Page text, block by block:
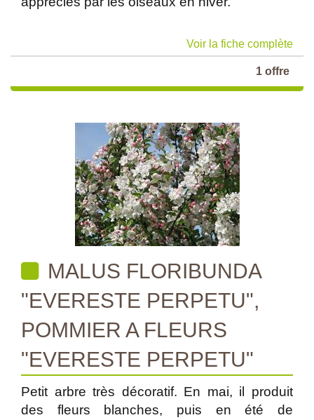
Voir la fiche complète
1 offre
MALUS FLORIBUNDA
"EVERESTE PERPETU",
POMMIER A FLEURS
"EVERESTE PERPETU"
Petit arbre très décoratif. En mai, il produit
des fleurs blanches, puis en été de